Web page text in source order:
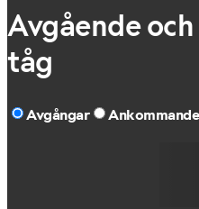
Avgående
tåg
Avgångar Ankommande